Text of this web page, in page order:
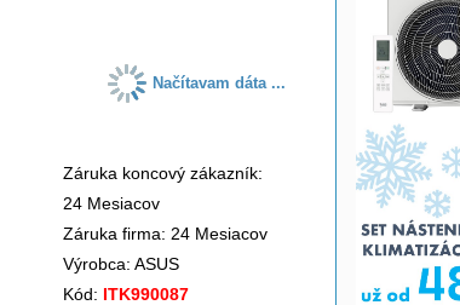
Načítavam dáta ...
Záruka koncový zákazník:
24 Mesiacov
Záruka firma: 24 Mesiacov
Výrobca: ASUS
Kód: ITK990087